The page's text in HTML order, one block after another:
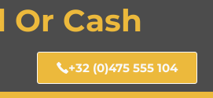
Or Cash
+32 (0)475 555 104